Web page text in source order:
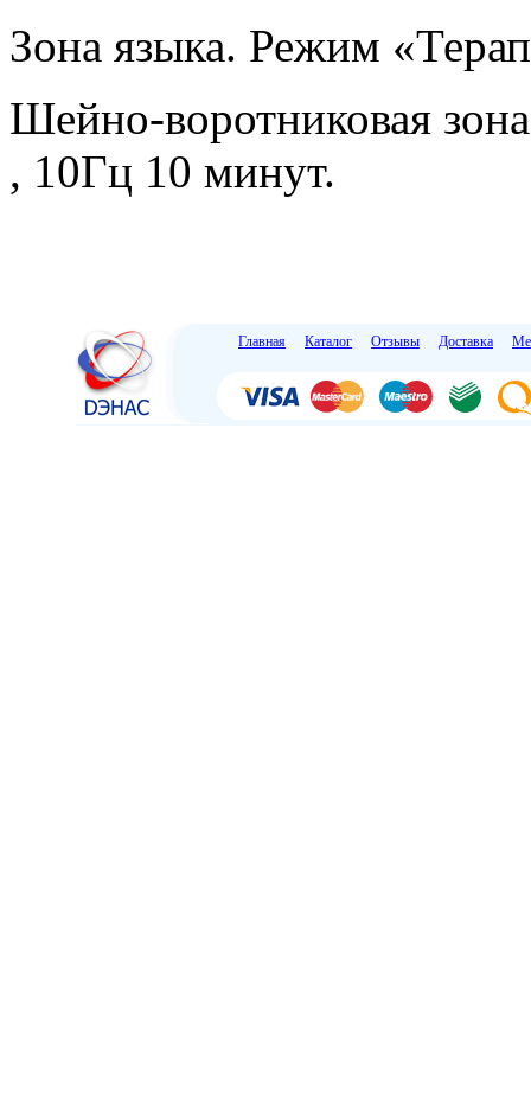
Зона языка. Режим
Шейно-воротниковая
, 10Гц 10 минут.
Главная Каталог Отзывы Доставка